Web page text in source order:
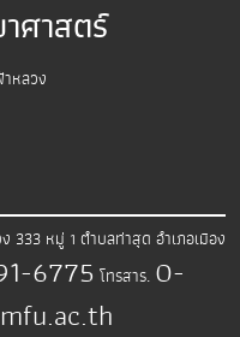
ศาสตร์
หลวง
333 หมู่ 1 ตำบลท่าสุด อำเภอเมือง
6775 โทรสาร. 0-